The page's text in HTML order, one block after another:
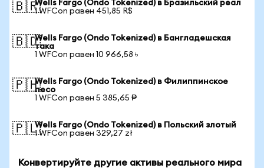
🇧🇷Wells Fargo (Ondo Tokenized) в Бразильский реал
1 WFCon равен 451,85 R$
🇧🇩Wells Fargo (Ondo Tokenized) в Бангладешская
така
1 WFCon равен 10 966,58 ৳
🇵🇭Wells Fargo (Ondo Tokenized) в Филиппинское
песо
1 WFCon равен 5 385,65 ₱
🇵🇱Wells Fargo (Ondo Tokenized) в Польский злотый
1 WFCon равен 329,27 zł
Конвертируйте другие активы реального мира